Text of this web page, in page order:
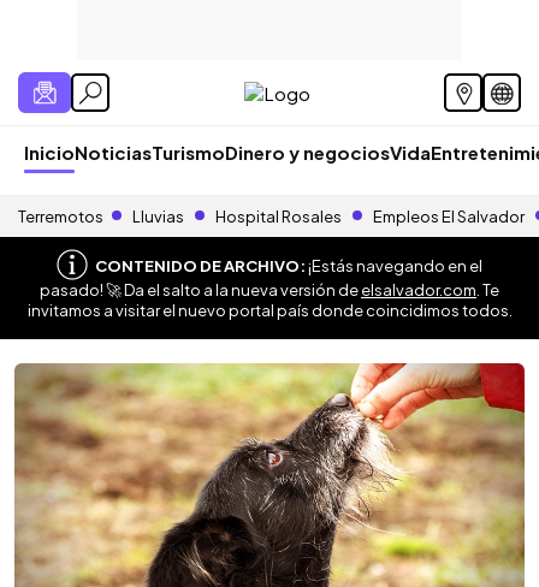
InicioNoticiasTurismoDinero y negociosVida
Terremotos Lluvias Hospital Rosales Empleos El Salvador
CONTENIDO DE ARCHIVO:¡Estás navegando en el
pasado! 🚀 Da el salto a la nueva versión deelsalvador.com . Te
invitamos a visitar el nuevo portal país donde coincidimos todos.